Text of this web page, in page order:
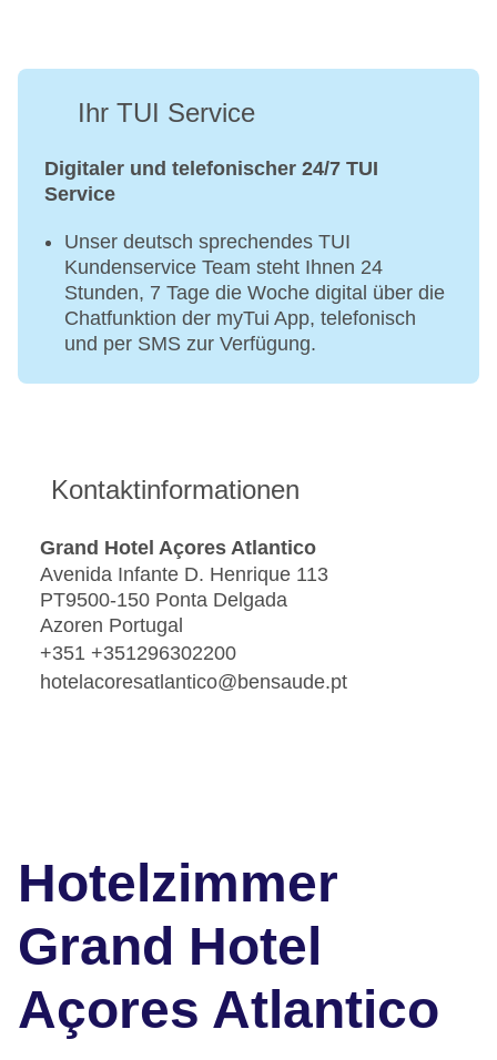
Ihr TUI Service
Digitaler und telefonischer 24/7 TUI
Service
Unser deutsch sprechendes TUI
Kundenservice Team steht Ihnen 24
Stunden, 7 Tage die Woche digital über die
Chatfunktion der myTui App, telefonisch
und per SMS zur Verfügung.
Kontaktinformationen
Grand Hotel Açores Atlantico
Avenida Infante D. Henrique 113
PT9500-150 Ponta Delgada
Azoren Portugal
+351 +351296302200
hotelacoresatlantico@bensaude.pt
Hotelzimmer
Grand Hotel
Açores Atlantico